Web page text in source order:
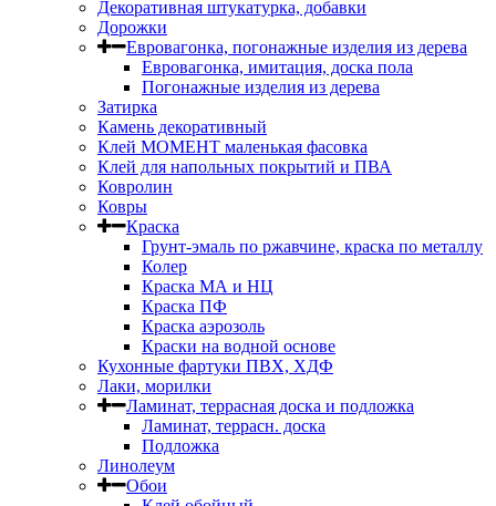
Декоративная штукатурка, добавки
Дорожки
Евровагонка, погонажные изделия из дерева
Евровагонка, имитация, доска пола
Погонажные изделия из дерева
Затирка
Камень декоративный
Клей МОМЕНТ маленькая фасовка
Клей для напольных покрытий и ПВА
Ковролин
Ковры
Краска
Грунт-эмаль по ржавчине, краска по металлу
Колер
Краска МА и НЦ
Краска ПФ
Краска аэрозоль
Краски на водной основе
Кухонные фартуки ПВХ, ХДФ
Лаки, морилки
Ламинат, террасная доска и подложка
Ламинат, террасн. доска
Подложка
Линолеум
Обои